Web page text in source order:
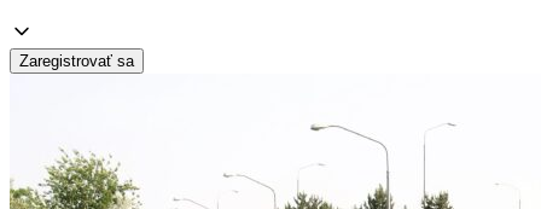
Zaregistrovať sa